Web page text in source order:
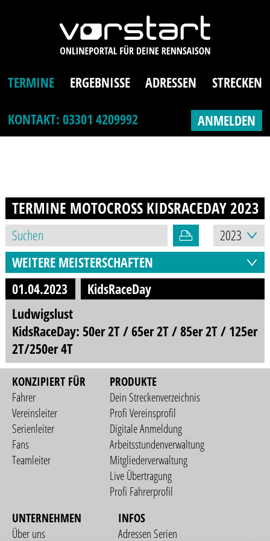
TERMINE ERGEBNISSE ADRESSEN
STRECKEN
KONTAKT: 03301 4209992
ANMELDEN
TERMINE MOTOCROSS KIDSRACEDAY2023
WEITERE MEISTERSCHAFTEN
01.04.2023
KidsRaceDay
Ludwigslust
KidsRaceDay: 50er 2T / 65er 2T / 85er 2T / 125er
2T/250er 4T
KONZIPIERT FÜR
Fahrer
Vereinsleiter
Serienleiter
Fans
Teamleiter
PRODUKTE
Dein Streckenverzeichnis
Profi Vereinsprofil
Digitale Anmeldung
Arbeitsstundenverwaltung
Mitgliederverwaltung
Live Übertragung
Profi Fahrerprofil
UNTERNEHMEN
Über uns
INFOS
Adressen Serien